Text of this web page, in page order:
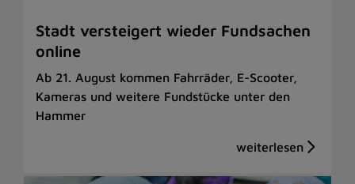
Stadt versteigert wieder Fundsachen
online
Ab 21. August kommen Fahrräder, E-Scooter,
Kameras und weitere Fundstücke unter den
Hammer